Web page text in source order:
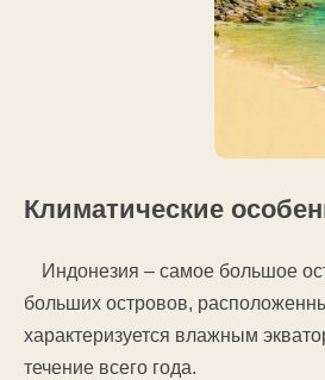
Климатические
Индонезия – самое большое
больших островов,
характеризуется влажным
течение всего года.